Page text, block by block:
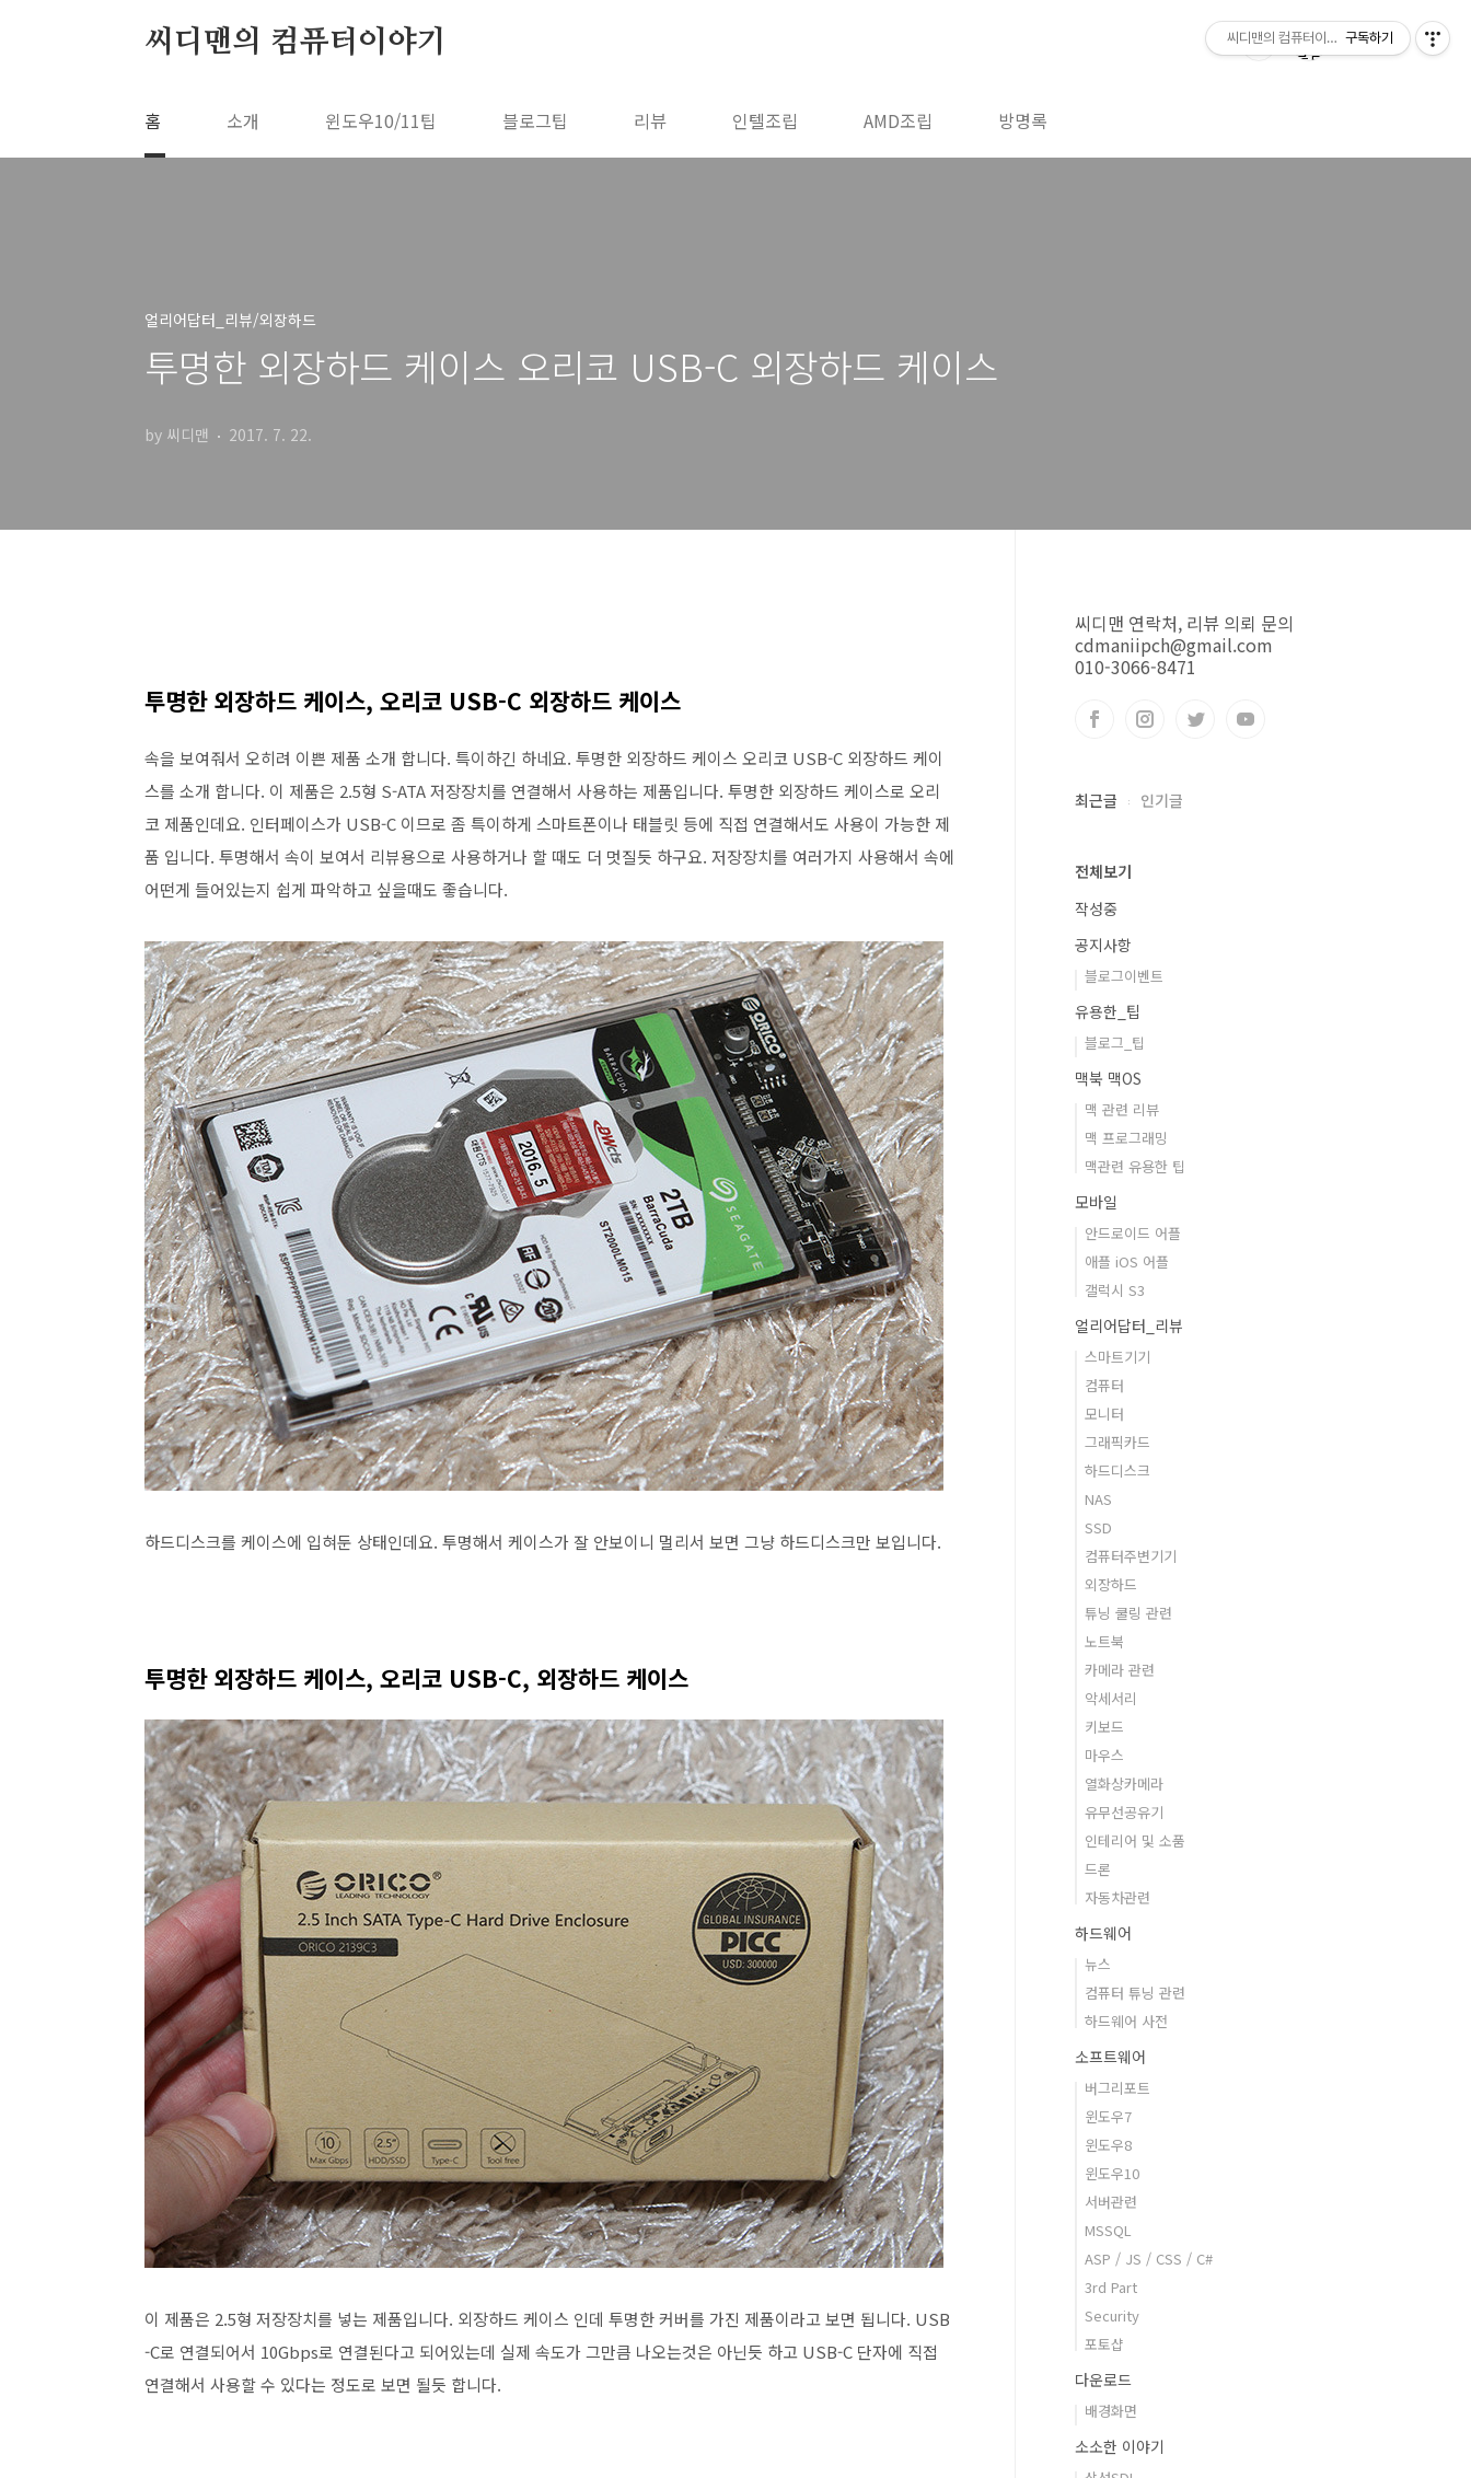
씨디맨의 컴퓨터이야기
홈 소개 윈도우10/11팁 블로그팁 리뷰 인텔조립 AMD조립 방명록
얼리어답터_리뷰/외장하드
투명한 외장하드 케이스 오리코 USB-C 외장하드 케이스
by 씨디맨 2017. 7. 22.
투명한 외장하드 케이스, 오리코 USB-C 외장하드 케이스
속을 보여줘서 오히려 이쁜 제품 소개 합니다. 특이하긴 하네요. 투명한 외장하드 케이스 오리코 USB-C 외장하드 케이
스를 소개 합니다. 이 제품은 2.5형 S-ATA 저장장치를 연결해서 사용하는 제품입니다. 투명한 외장하드 케이스로 오리
코 제품인데요. 인터페이스가 USB-C 이므로 좀 특이하게 스마트폰이나 태블릿 등에 직접 연결해서도 사용이 가능한 제
품 입니다. 투명해서 속이 보여서 리뷰용으로 사용하거나 할 때도 더 멋질듯 하구요. 저장장치를 여러가지 사용해서 속에
어떤게 들어있는지 쉽게 파악하고 싶을때도 좋습니다.
하드디스크를 케이스에 입혀둔 상태인데요. 투명해서 케이스가 잘 안보이니 멀리서 보면 그냥 하드디스크만 보입니다.
투명한 외장하드 케이스, 오리코 USB-C, 외장하드 케이스
이 제품은 2.5형 저장장치를 넣는 제품입니다. 외장하드 케이스 인데 투명한 커버를 가진 제품이라고 보면 됩니다. USB
-C로 연결되어서 10Gbps로 연결된다고 되어있는데 실제 속도가 그만큼 나오는것은 아닌듯 하고 USB-C 단자에 직접
연결해서 사용할 수 있다는 정도로 보면 될듯 합니다.
씨디맨 연락처, 리뷰 의뢰 문의
cdmaniipch@gmail.com
010-3066-8471
최근글 인기글
전체보기
작성중
공지사항
블로그이벤트
유용한_팁
블로그_팁
맥북 맥OS
맥 관련 리뷰
맥 프로그래밍
맥관련 유용한 팁
모바일
안드로이드 어플
애플 iOS 어플
갤럭시 S3
얼리어답터_리뷰
스마트기기
컴퓨터
모니터
그래픽카드
하드디스크
NAS
SSD
컴퓨터주변기기
외장하드
튜닝 쿨링 관련
노트북
카메라 관련
악세서리
키보드
마우스
열화상카메라
유무선공유기
인테리어 및 소품
드론
자동차관련
하드웨어
뉴스
컴퓨터 튜닝 관련
하드웨어 사전
소프트웨어
버그리포트
윈도우7
윈도우8
윈도우10
서버관련
MSSQL
ASP / JS / CSS / C#
3rd Part
Security
포토샵
다운로드
배경화면
소소한 이야기
씨디맨의 컴퓨터이야기구독하기